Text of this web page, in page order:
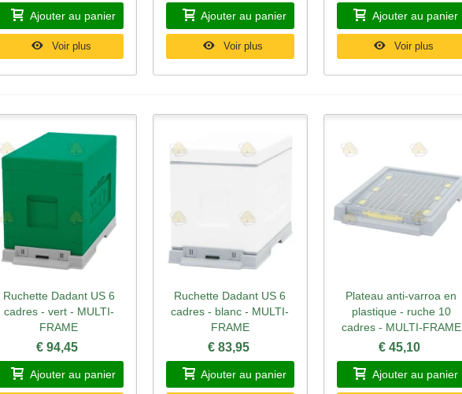
Ajouter au panier
Voir plus
Ajouter au panier
Voir plus
Ajouter au panier
Voir plus
Aperçu rapide
Ruchette Dadant US 6
cadres - vert - MULTI-
FRAME
€ 94,45
Ajouter au panier
Aperçu rapide
Ruchette Dadant US 6
cadres - blanc - MULTI-
FRAME
€ 83,95
Ajouter au panier
Aperçu rapide
Plateau anti-varroa en
plastique - ruche 10
cadres - MULTI-FRAME
€ 45,10
Ajouter au panier